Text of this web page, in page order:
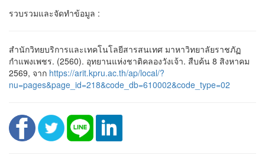
รวบรวมและจัดทำข้อมูล :
สำนักวิทยบริการและเทคโนโลยีสารสนเทศ มาหาวิทยาลัยราชภัฏ
กำแพงเพชร. (2560). อุทยานแห่งชาติคลองวังเจ้า. สืบค้น 8 สิงหาคม
2569, จาก https://arit.kpru.ac.th/ap/local/?
nu=pages&page_id=218&code_db=610002&code_type=02